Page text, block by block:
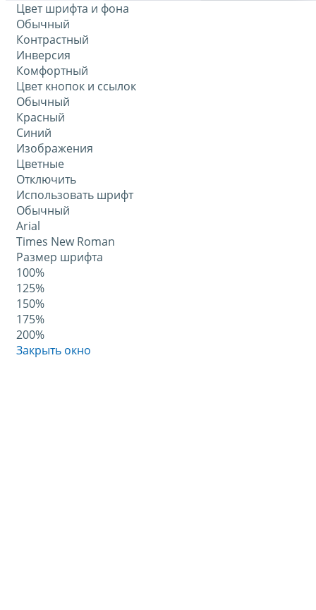
Цвет шрифта и фона
Обычный
Контрастный
Инверсия
Комфортный
Цвет кнопок и ссылок
Обычный
Красный
Синий
Изображения
Цветные
Отключить
Использовать шрифт
Обычный
Arial
Times New Roman
Размер шрифта
100%
125%
150%
175%
200%
Закрыть окно